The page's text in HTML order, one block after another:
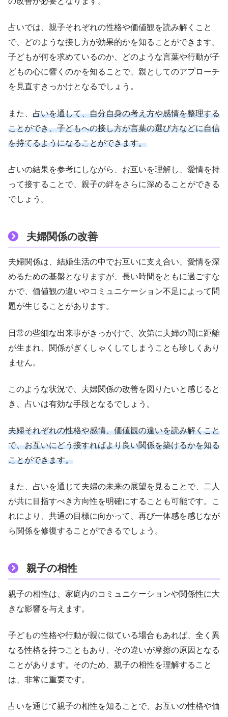
占いでは、親子それぞれの性格や価値観を読み解くこと
で、どのような接し方が効果的かを知ることができます。
子どもが何を求めているのか、どのような言葉や行動が子
どもの心に響くのかを知ることで、親としてのアプローチ
を見直すきっかけとなるでしょう。
また、 占いを通して、自分自身の考え方や感情を整理する
ことができ、子どもへの接し方が言葉の選び方などに自信
を持てるようになることができます。
占いの結果を参考にしながら、お互いを理解し、愛情を持
って接することで、親子の絆をさらに深めることができる
でしょう。
夫婦関係の改善
夫婦関係は、結婚生活の中でお互いに支え合い、愛情を深
めるための基盤となりますが、長い時間をともに過ごすな
かで、価値観の違いやコミュニケーション不足によって問
題が生じることがあります。
日常の些細な出来事がきっかけで、次第に夫婦の間に距離
が生まれ、関係がぎくしゃくしてしまうことも珍しくあり
ません。
このような状況で、夫婦関係の改善を図りたいと感じると
き、占いは有効な手段となるでしょう。
夫婦それぞれの性格や感情、価値観の違いを読み解くこと
で、お互いにどう接すればより良い関係を築けるかを知る
ことができます。
また、占いを通じて夫婦の未来の展望を見ることで、二人
が共に目指すべき方向性を明確にすることも可能です。こ
れにより、共通の目標に向かって、再び一体感を感じなが
ら関係を修復することができるでしょう。
親子の相性
親子の相性は、家庭内のコミュニケーションや関係性に大
きな影響を与えます。
子どもの性格や行動が親に似ている場合もあれば、全く異
なる性格を持つこともあり、その違いが摩擦の原因となる
ことがあります。そのため、親子の相性を理解すること
は、非常に重要です。
占いを通じて親子の相性を知ることで、お互いの性格や価